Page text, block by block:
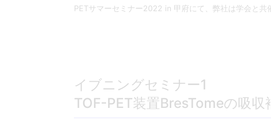
PETサマーセミナー2022 in 甲府にて、弊社は学会と共
イブニングセミナー1
TOF-PET装置BresTomeの吸収